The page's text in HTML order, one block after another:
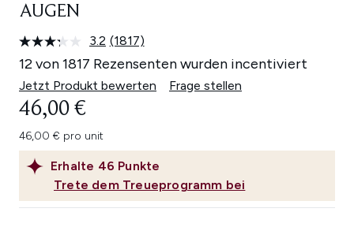
AUGEN
3.2 1817
Bewertungen
lesen.
Link
(1817)
12 von 1817 Rezensenten wurden incentiviert
Jetzt Produkt bewerten Frage stellen
Erhalte 46 Punkte
Trete dem Treueprogramm bei
46,00 €
46,00 € pro unit